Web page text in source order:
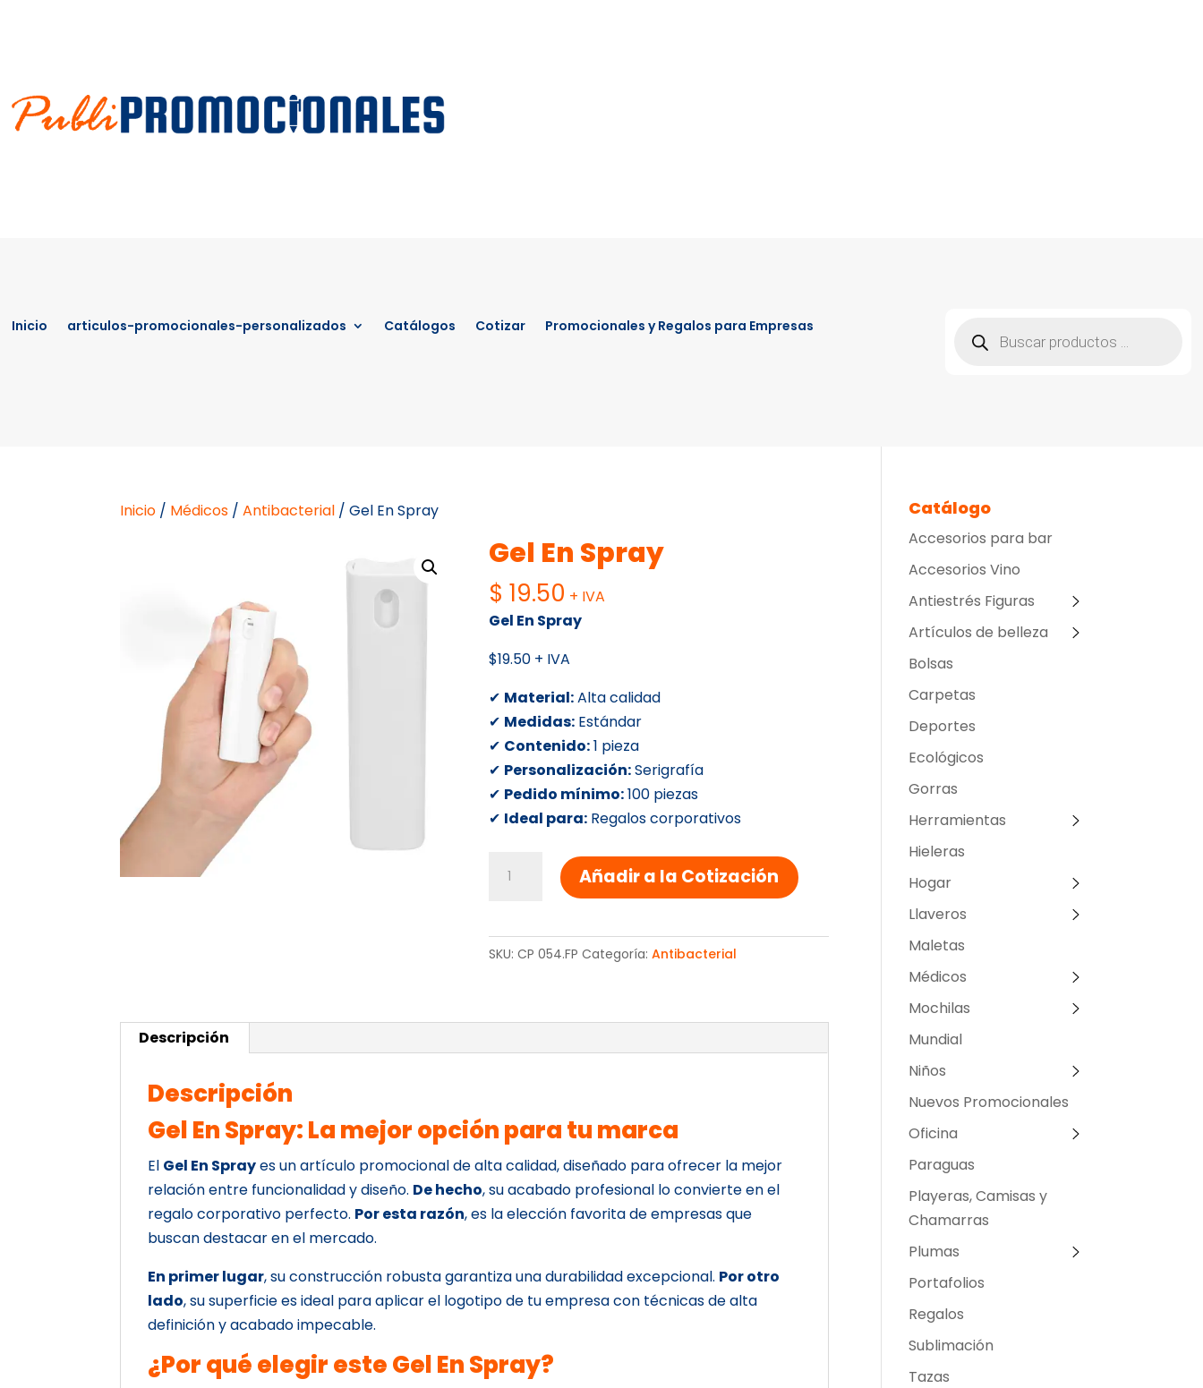
Inicio articulos-promocionales-personalizados Catálogos Cotizar Promocionales y Regalos para Empresas
productos
Inicio / Médicos /Antibacterial / Gel En Spray
Gel En Spray
$ 19.50 + IVA
Gel En Spray
$19.50 + IVA
✔ Material:Alta calidad
✔ Medidas: Estándar
✔ Contenido:1 pieza
✔ Personalización:Serigrafía
✔ Pedido mínimo:100 piezas
✔ Ideal para: Regalos corporativos
cantidad
Añadir a la Cotización
SKU:CP 054.FP Categoría:Antibacterial
Descripción
Descripción
Gel En Spray: La mejor opción para tu marca
El Gel En Sprayes un artículo promocional de alta calidad, diseñado para ofrecer la mejor
relación entre funcionalidad y diseño. De hecho, su acabado profesional lo convierte en el
regalo corporativo perfecto. Por esta razón, es la elección favorita de empresas que
buscan destacar en el mercado.
En primer lugar, su construcción robusta garantiza una durabilidad excepcional. Por otro
lado, su superficie es ideal para aplicar el logotipo de tu empresa con técnicas de alta
definición y acabado impecable.
¿Por qué elegir este Gel En Spray?
Catálogo
Accesorios para bar
Accesorios Vino
Antiestrés Figuras
Artículos de belleza
Bolsas
Carpetas
Deportes
Ecológicos
Gorras
Herramientas
Hieleras
Hogar
Llaveros
Maletas
Médicos
Mochilas
Mundial
Niños
Nuevos Promocionales
Oficina
Paraguas
Playeras, Camisas y
Chamarras
Plumas
Portafolios
Regalos
Sublimación
Tazas